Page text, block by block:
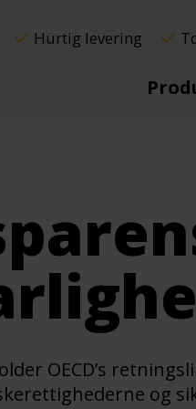
Hurtig levering
OECD’s
og